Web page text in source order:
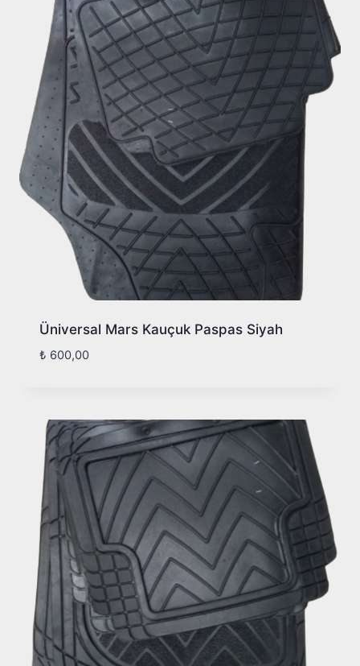
Üniversal Mars Kauçuk Paspas Siyah
₺ 600,00